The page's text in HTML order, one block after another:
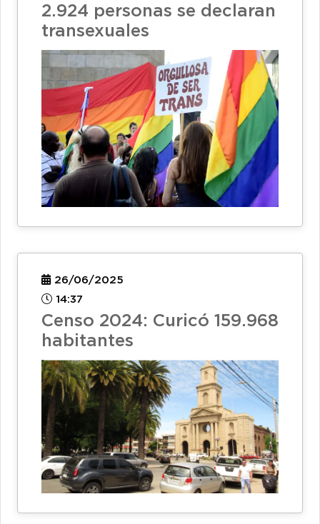
2.924 personas se declaran
transexuales
26/06/2025
14:37
Censo 2024: Curicó 159.968
habitantes